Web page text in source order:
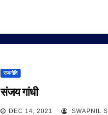
राजनीति
संजय गांधी
DEC 14, 2021 SWAPNIL